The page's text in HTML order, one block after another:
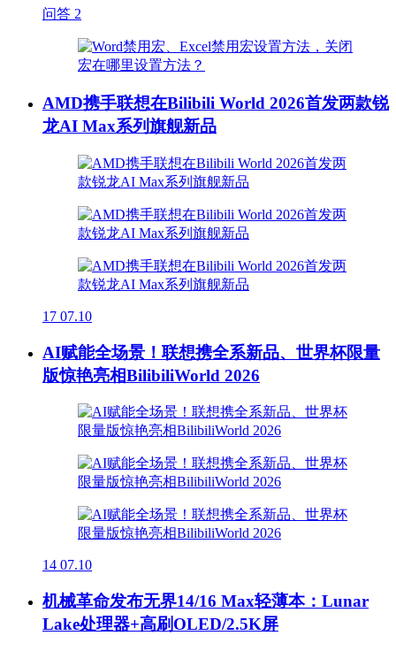
问答 2
AMD携手联想在Bilibili World 2026首发两款锐
龙AI Max系列旗舰新品
17 07.10
AI赋能全场景！联想携全系新品、世界杯限量
版惊艳亮相BilibiliWorld 2026
14 07.10
机械革命发布无界14/16 Max轻薄本：Lunar
Lake处理器+高刷OLED/2.5K屏